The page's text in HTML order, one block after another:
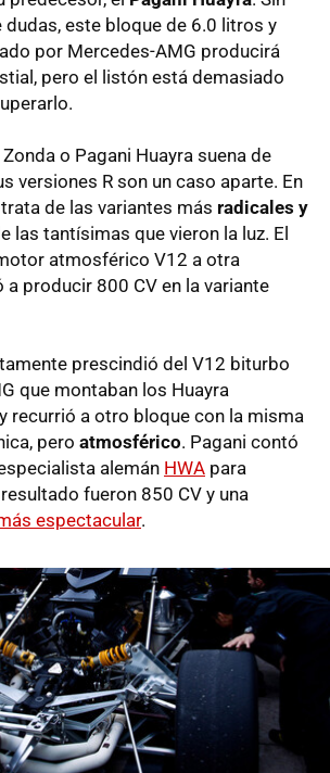
dudas, este bloque de 6.0 litros y
por Mercedes-AMG producirá
pero el listón está demasiado
o Pagani Huayra suena de
versiones R son un caso aparte. En
de las variantes más radicales y
las tantísimas que vieron la luz. El
atmosférico V12 a otra
a producir 800 CV en la variante
prescindió del V12 biturbo
que montaban los Huayra
y recurrió a otro bloque con la misma
pero atmosférico. Pagani contó
alemán HWA para
fueron 850 CV y una
espectacular.